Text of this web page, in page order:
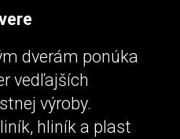
dverám ponúka
vedľajších
výroby.
hliník a plast